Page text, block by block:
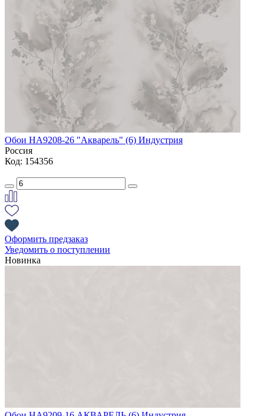
Обои HА9208-26 "Акварель" (6) Индустрия
Россия
Код: 154356
Оформить предзаказ
Уведомить о поступлении
Новинка